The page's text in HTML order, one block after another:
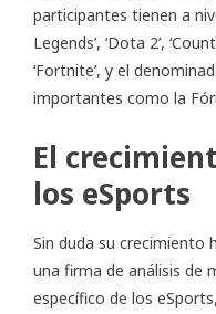
participantes tienen a
Legends’, ‘Dota 2’,
‘Fortnite’, y el
importantes como la
El
los eSports
Sin duda su crecimiento
una firma de análisis de
específico de los